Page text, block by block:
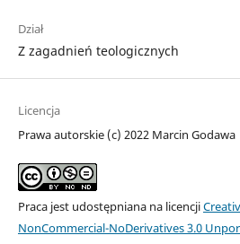
Dział
Z zagadnień teologicznych
Licencja
Prawa autorskie (c) 2022 Marcin Godawa
Praca jest udostępniana na licencji
NonCommercial-NoDerivatives 3.0